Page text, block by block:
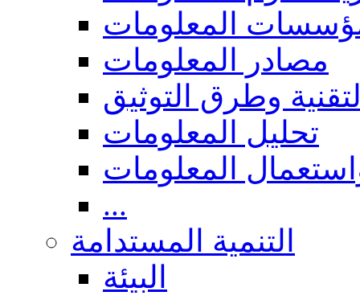
المعلومات
مصادر المعلومات
وطرق التوثيق
تحليل المعلومات
المعلومات
...
التنمية المستدامة
البيئة